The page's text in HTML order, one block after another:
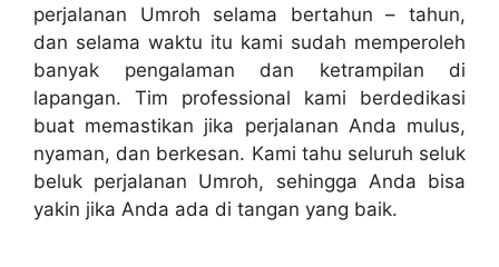
perjalanan Umroh selama bertahun – tahun,
dan selama waktu itu kami sudah memperoleh
banyak pengalaman dan ketrampilan di
lapangan. Tim professional kami berdedikasi
buat memastikan jika perjalanan Anda mulus,
nyaman, dan berkesan. Kami tahu seluruh seluk
beluk perjalanan Umroh, sehingga Anda bisa
yakin jika Anda ada di tangan yang baik.